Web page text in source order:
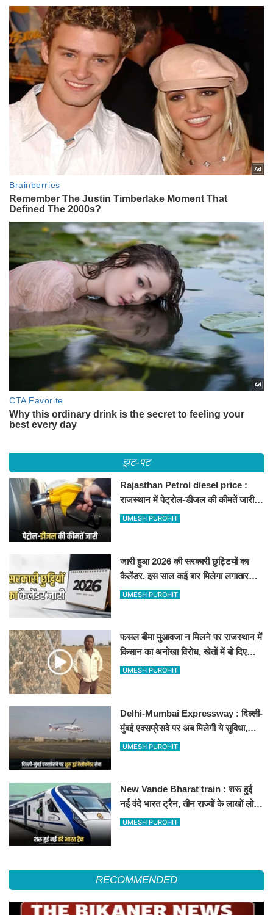
झट-पट
Rajasthan Petrol diesel price :
राजस्थान में पेट्रोल-डीजल की कीमतें जारी,
जानिए बीकानेर समेत पुरे प्रदेश में नए रेट
UMESH PUROHIT
जारी हुआ 2026 की सरकारी छुट्टियों का
कैलेंडर, इस साल कई बार मिलेगा लगातार
अवकाश, देखें
UMESH PUROHIT
फसल बीमा मुआवजा न मिलने पर राजस्थान में
किसान का अनोखा विरोध, खेतों में बो दिए
500-500 रुपए के नोट, वीडियो वायरल
UMESH PUROHIT
Delhi-Mumbai Expressway : दिल्ली-
मुंबई एक्सप्रेसवे पर अब मिलेगी ये सुविधा,
हेलीकॉप्टर सर्विस से तुरंत घायल पहुंचेगा
UMESH PUROHIT
New Vande Bharat train : शरू हुई
नई वंदे भारत ट्रैन, तीन राज्यों के लाखों लोगों
का सफर होगा आसान, देखें पूरा रूटमैप
UMESH PUROHIT
RECOMMENDED